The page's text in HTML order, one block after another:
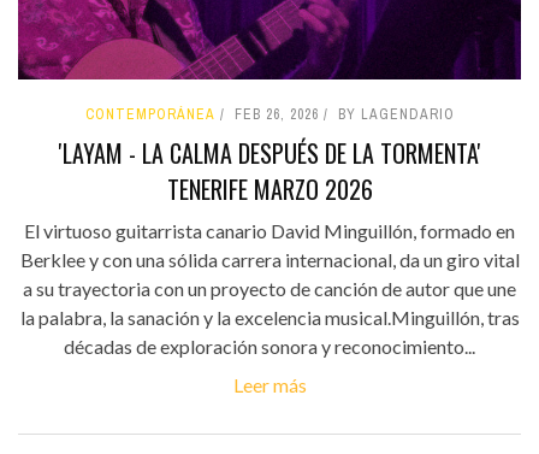
CONTEMPORÁNEA FEB 26, 2026 BY LAGENDARIO
'LAYAM - LA CALMA DESPUÉS DE LA TORMENTA'
TENERIFE MARZO 2026
El virtuoso guitarrista canario David Minguillón, formado en
Berklee y con una sólida carrera internacional, da un giro vital
a su trayectoria con un proyecto de canción de autor que une
la palabra, la sanación y la excelencia musical.Minguillón, tras
décadas de exploración sonora y reconocimiento...
Leer más